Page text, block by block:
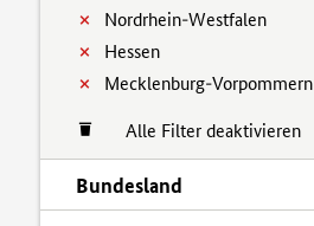
Nordrhein-Westfalen
Hessen
Mecklenburg-Vorpommern
Alle Filter deaktivieren
Bundesland